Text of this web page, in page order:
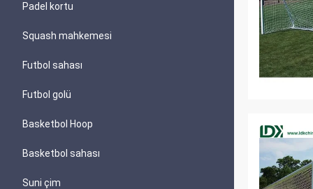
Padel kortu
Squash mahkemesi
Futbol sahası
Futbol golü
Basketbol Hoop
Basketbol sahası
Suni çim